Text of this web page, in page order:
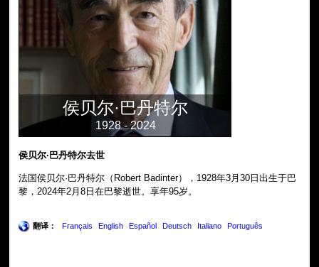
侯贝尔·巴丹特尔
1928 - 2024
侯贝尔·巴丹特尔去世
法国侯贝尔·巴丹特尔（Robert Badinter），1928年3月30日出生于巴
黎，2024年2月8日在巴黎逝世。享年95岁。
翻译： Français English Español Deutsch Italiano Português